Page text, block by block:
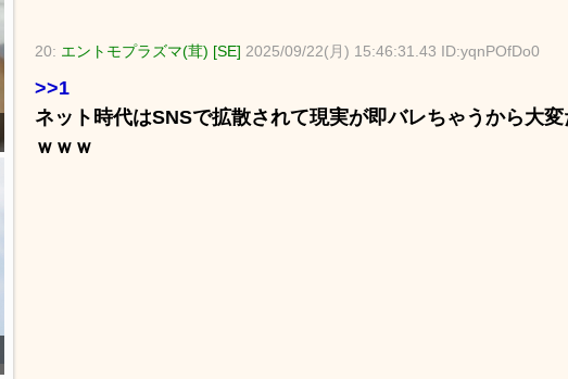
20: エントモプラズマ(茸) [SE] 2025/09/22(月) 15:46:31.43 ID:yqnPOfDo0
>>1
ネット時代はSNSで拡散されて現実が即バレちゃうから大
ｗｗｗ